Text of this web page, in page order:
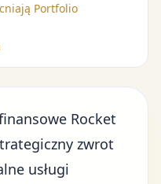
Portfolio
Rocket
zwrot
usługi